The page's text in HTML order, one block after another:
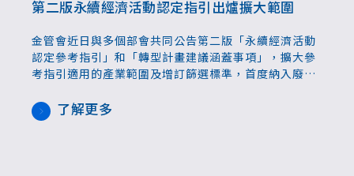
第二版永續經濟活動認定指引出爐擴大範圍
金管會近日與多個部會共同公告第二版「永續經濟活動
認定參考指引」和「轉型計畫建議涵蓋事項」，擴大參
考指引適用的產業範圍及增訂篩選標準，首度納入廢棄
化、鋼鐵、紡織、造紙、半導體等經濟活動，鼓勵企業
減碳轉型，引導金融業資金流入。
了解更多